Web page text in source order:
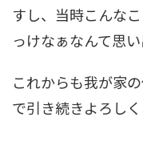
すし、当時こんな
っけなぁなんて思
これからも我が家
で引き続きよろし